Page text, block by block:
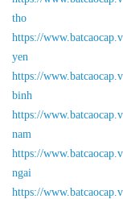
tho
https://
yen
https://
binh
https://
nam
https://
ngai
https://